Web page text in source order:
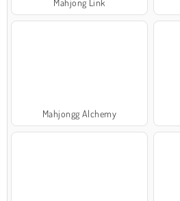
Mahjong Link
Mahjongg Alchemy